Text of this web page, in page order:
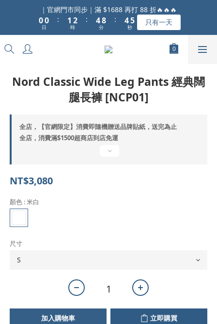
｜官網門市同步｜滿 $1688 再打 88 折🔥🔥🔥
0
1
0
日
:
2
1
0
3
2
1
時
:
5
4
3
9
8
7
5
2
1
0
分
:
5
4
3
6
5
4
秒
只有一天
Nord Classic Wide Leg Pants 經典闊
腿長褲 [NCP01]
全店，【官網限定】消費即隨機贈送品牌貼紙，送完為止
全店，消費滿$1500超商店到店免運
NT$3,080
顏色 : 米白
尺寸
加入購物車 立即購買